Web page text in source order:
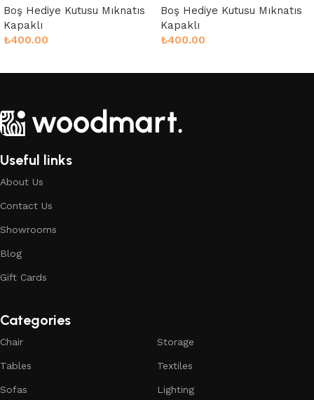
Boş Hediye Kutusu Mıknatıs
Kapaklı
₺400.00
Boş Hediye Kutusu Mıknatıs
Kapaklı
₺400.00
Useful links
About Us
Contact Us
Showrooms
Blog
Gift Cards
Categories
Chair
Tables
Sofas
Storage
Textiles
Lighting